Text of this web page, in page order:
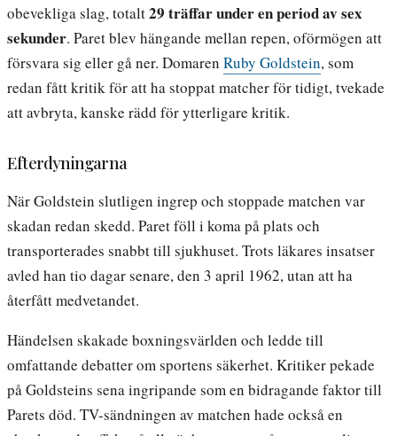
obevekliga slag, totalt29 träffar under en period av sex
sekunder. Paret blev hängande mellan repen, oförmögen att
försvara sig eller gå ner. Domaren Ruby Goldstein, som
redan fått kritik för att ha stoppat matcher för tidigt, tvekade
att avbryta, kanske rädd för ytterligare kritik.
Efterdyningarna
När Goldstein slutligen ingrep och stoppade matchen var
skadan redan skedd. Paret föll i koma på plats och
transporterades snabbt till sjukhuset. Trots läkares insatser
avled han tio dagar senare, den 3 april 1962, utan att ha
återfått medvetandet.
Händelsen skakade boxningsvärlden och ledde till
omfattande debatter om sportens säkerhet. Kritiker pekade
på Goldsteins sena ingripande som en bidragande faktor till
Parets död. TV-sändningen av matchen hade också en